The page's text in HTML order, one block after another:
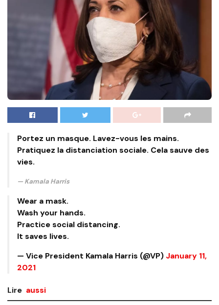
Portez un masque. Lavez-vous les mains.
Pratiquez la distanciation sociale. Cela sauve des
vies.
Kamala Harris
Wear a mask.
Wash your hands.
Practice social distancing.
It saves lives.
— Vice President Kamala Harris (@VP) January 11,
2021
Lire aussi